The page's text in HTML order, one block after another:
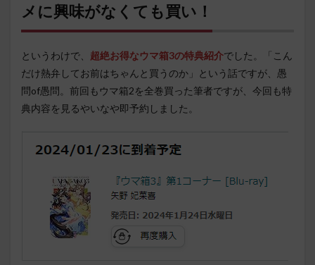
メに興味がなくても買い！
というわけで、 超絶お得なウマ箱3の特典紹介でした。「こん
だけ熱弁してお前はちゃんと買うのか」という話ですが、愚
問of愚問。前回もウマ箱2を全巻買った筆者ですが、今回も特
典内容を見るやいなや即予約しました。